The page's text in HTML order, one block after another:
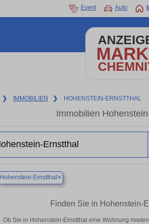
Event Auto
❯ IMMOBILIEN ❯ HOHENSTEIN-ERNSTTHAL
Immobilien
Hohenstein-Ernstthal ×
Finden Sie in Hohenstein-
Ob Sie in Hohenstein-Ernstthal eine Wohnung